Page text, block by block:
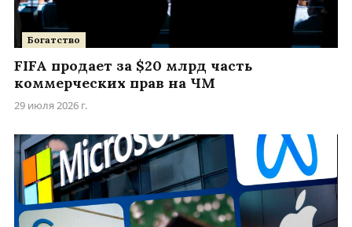
Богатство
FIFA продает за $20 млрд часть
коммерческих прав на ЧМ
29 июля 2026 г.